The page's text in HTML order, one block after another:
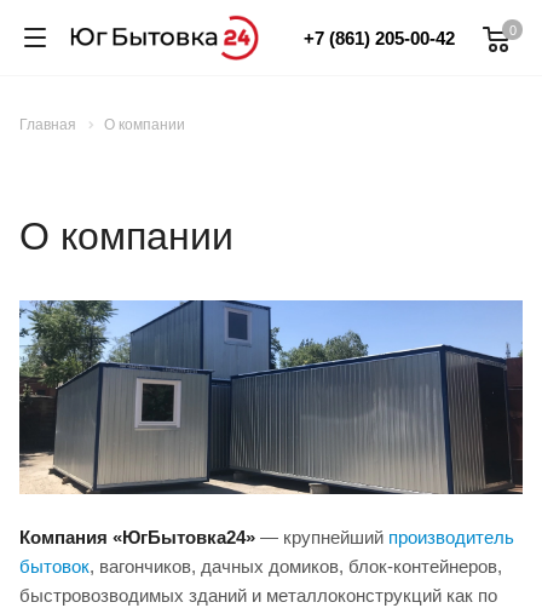
0
+7 (861) 205-00-42
Главная О компании
О компании
Компания «ЮгБытовка24» — крупнейший производитель
бытовок, вагончиков, дачных домиков, блок-контейнеров,
быстровозводимых зданий и металлоконструкций как по